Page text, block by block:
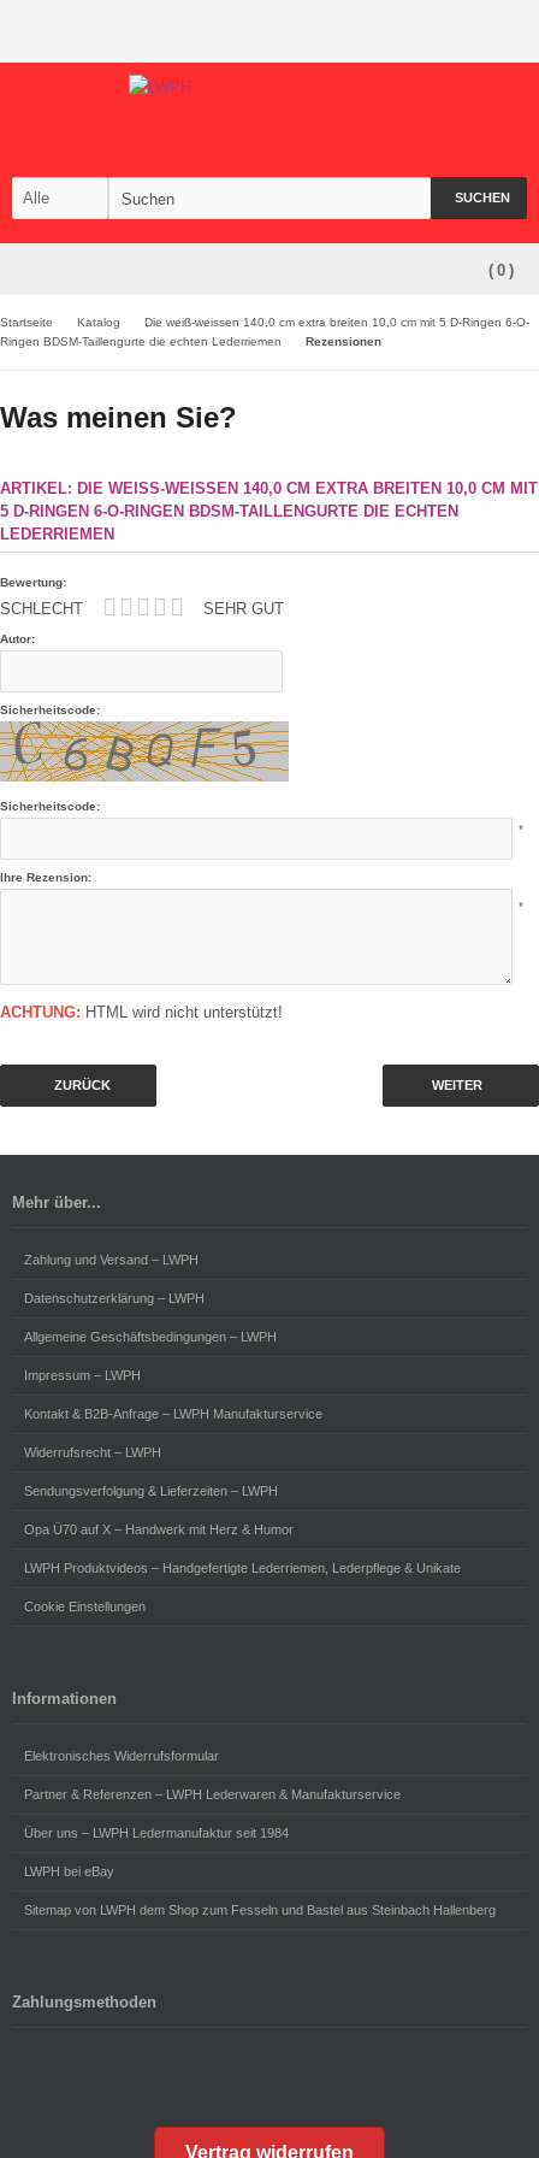
SUCHEN
( 0 )
Startseite Katalog
Die weiß-weissen 140,0 cm extra breiten 10,0 cm mit 5 D-Ringen 6-O-
Ringen BDSM-Taillengurte die echten Lederriemen
Rezensionen
Was meinen Sie?
ARTIKEL: DIE WEISS-WEISSEN 140,0 CM EXTRA BREITEN 10,0 CM MIT 5
D-RINGEN 6-O-RINGEN BDSM-TAILLENGURTE DIE ECHTEN L
EDERRIEMEN
Bewertung:
SCHLECHT SEHR GUT
Autor:
Sicherheitscode:
Sicherheitscode:
*
Ihre Rezension:
*
ACHTUNG: HTML wird nicht unterstützt!
ZURÜCK WEITER
Mehr über...
Zahlung und Versand – LWPH
Datenschutzerklärung – LWPH
Allgemeine Geschäftsbedingungen – LWPH
Impressum – LWPH
Kontakt & B2B-Anfrage – LWPH Manufakturservice
Widerrufsrecht – LWPH
Sendungsverfolgung & Lieferzeiten – LWPH
Opa Ü70 auf X – Handwerk mit Herz & Humor
LWPH Produktvideos – Handgefertigte Lederriemen, Lederpflege & Unikate
Cookie Einstellungen
Informationen
Elektronisches Widerrufsformular
Partner & Referenzen – LWPH Lederwaren & Manufakturservice
Über uns – LWPH Ledermanufaktur seit 1984
LWPH bei eBay
Sitemap von LWPH dem Shop zum Fesseln und Bastel aus Steinbach Hallenberg
Zahlungsmethoden
Vertrag widerrufen